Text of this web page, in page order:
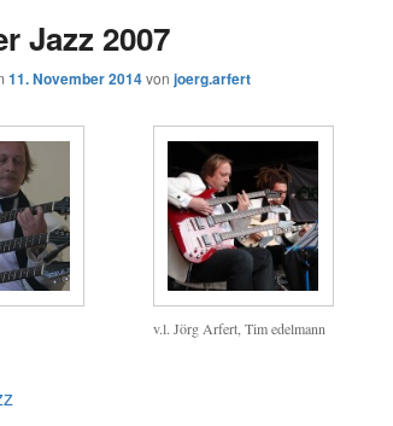
Jazz 2007
11. November 2014von joerg.arfert
v.l. Jörg Arfert, Tim edelmann